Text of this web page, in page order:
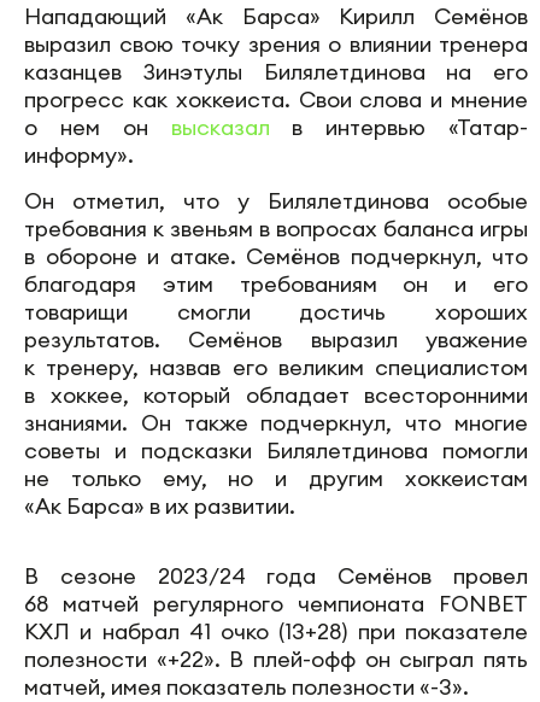
Нападающий «Ак Барса» Кирилл Семёнов
выразил свою точку зрения о влиянии тренера
казанцев Зинэтулы Билялетдинова на его
прогресс как хоккеиста. Свои слова и мнение
о нем он высказал в интервью «Татар-
информу».
Он отметил, что у Билялетдинова особые
требования к звеньям в вопросах баланса игры
в обороне и атаке. Семёнов подчеркнул, что
благодаря этим требованиям он и его
товарищи смогли достичь хороших
результатов. Семёнов выразил уважение
к тренеру, назвав его великим специалистом
в хоккее, который обладает всесторонними
знаниями. Он также подчеркнул, что многие
советы и подсказки Билялетдинова помогли
не только ему, но и другим хоккеистам
«Ак Барса» в их развитии.
В сезоне 2023/24 года Семёнов провел
68 матчей регулярного чемпионата FONBET
КХЛ и набрал 41 очко (13+28) при показателе
полезности «+22». В плей-офф он сыграл пять
матчей, имея показатель полезности «-3».